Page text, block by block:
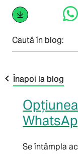
Caută în blog:
Înapoi la blog
Se întâmpla